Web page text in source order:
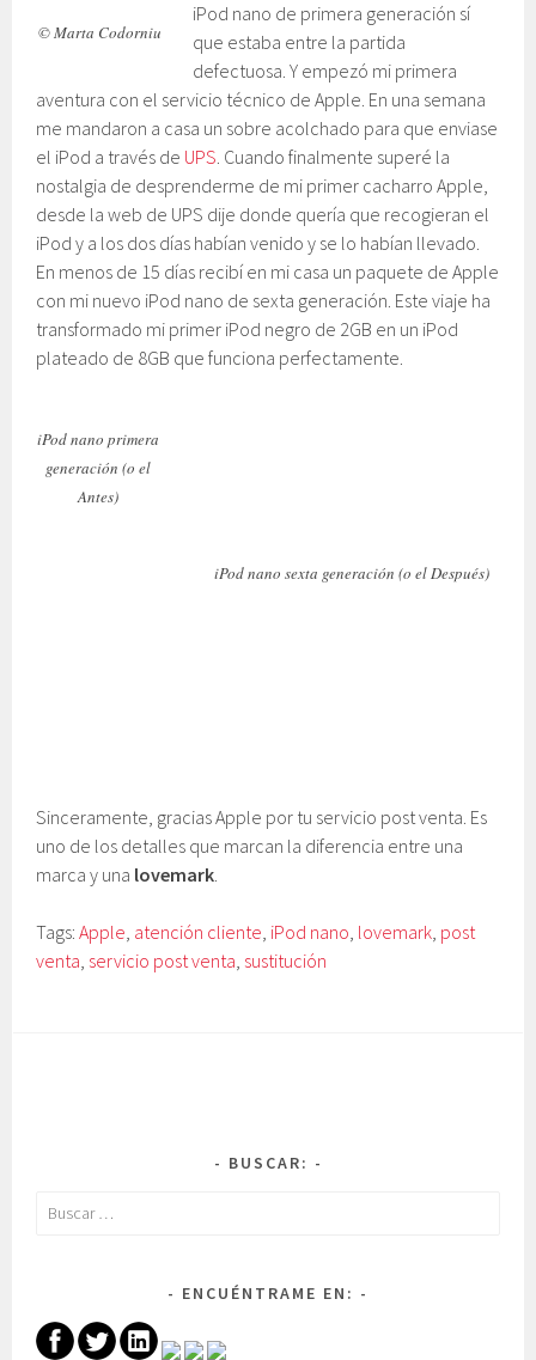
© Marta Codorniu
iPod nano de primera generación sí
que estaba entre la partida
defectuosa. Y empezó mi primera
aventura con el servicio técnico de Apple. En una semana
me mandaron a casa un sobre acolchado para que enviase
el iPod a través de UPS. Cuando finalmente superé la
nostalgia de desprenderme de mi primer cacharro Apple,
desde la web de UPS dije donde quería que recogieran el
iPod y a los dos días habían venido y se lo habían llevado.
En menos de 15 días recibí en mi casa un paquete de Apple
con mi nuevo iPod nano de sexta generación. Este viaje ha
transformado mi primer iPod negro de 2GB en un iPod
plateado de 8GB que funciona perfectamente.
iPod nano primera
generación (o el
Antes)
iPod nano sexta generación (o el Después)
Sinceramente, gracias Apple por tu servicio post venta. Es
uno de los detalles que marcan la diferencia entre una
marca y una lovemark.
Tags:Apple, atención cliente, iPod nano, lovemark, post
venta, servicio post venta, sustitución
BUSCAR:
Buscar:
ENCUÉNTRAME EN: